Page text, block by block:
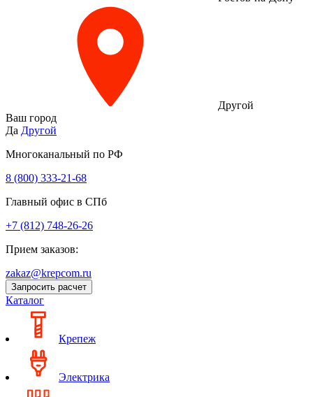
Другой
Ваш город
Да Другой
Многоканальный по РФ
8 (800) 333‑21-68
Главный офис в СПб
+7 (812) 748-26-26
Прием заказов:
zakaz@krepcom.ru
Запросить расчет
Каталог
Крепеж
Электрика